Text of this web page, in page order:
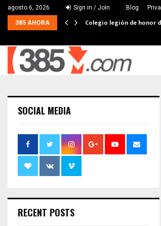
agosto 6, 2026 Sign in / Join Blog
385 AHORA Colegio legión de honor
SOCIAL MEDIA
RECENT POSTS